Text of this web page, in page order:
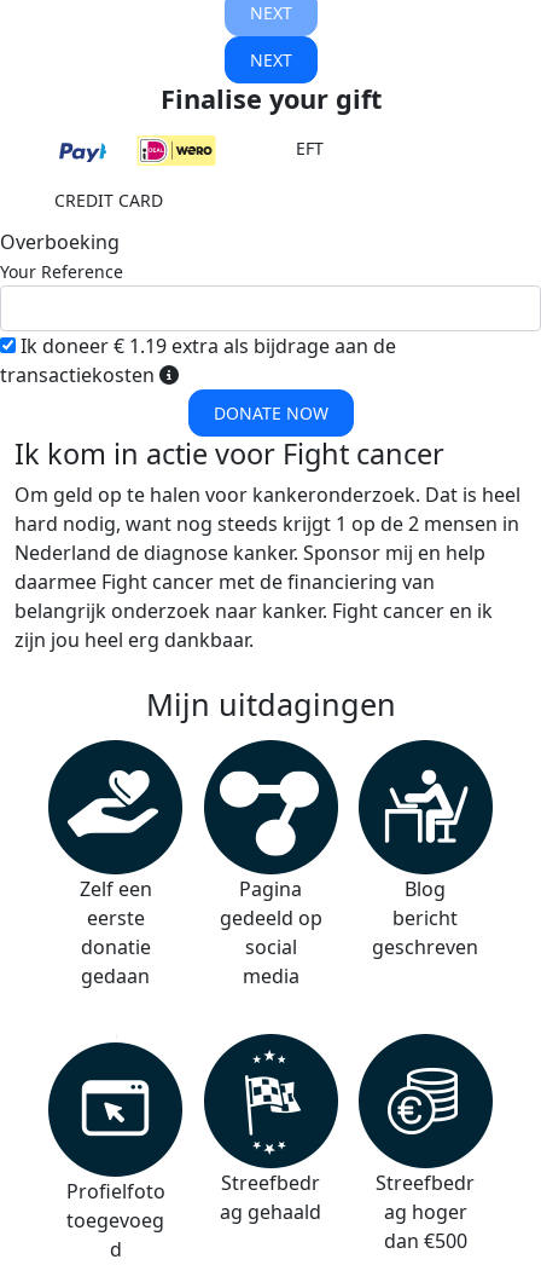
NEXT
NEXT
Finalise your gift
EFT
CREDIT CARD
Overboeking
Your Reference
Ik doneer € 1.19 extra als bijdrage aan de
transactiekosten
DONATE NOW
Ik kom in actie voor Fight cancer
Om geld op te halen voor kankeronderzoek. Dat is heel
hard nodig, want nog steeds krijgt 1 op de 2 mensen in
Nederland de diagnose kanker. Sponsor mij en help
daarmee Fight cancer met de financiering van
belangrijk onderzoek naar kanker. Fight cancer en ik
zijn jou heel erg dankbaar.
Mijn uitdagingen
Zelf een
eerste
donatie
gedaan
Pagina
gedeeld op
social
media
Blog
bericht
geschreven
Profielfoto
toegevoeg
d
Streefbedr
ag gehaald
Streefbedr
ag hoger
dan €500